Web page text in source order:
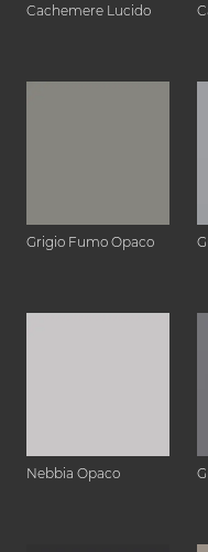
Cachemere Lucido
Grigio Fumo Opaco
Nebbia Opaco